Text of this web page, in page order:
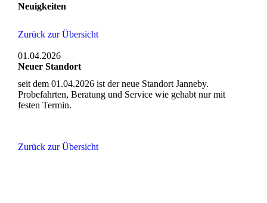
Neuigkeiten
Zurück zur Übersicht
01.04.2026
Neuer Standort
seit dem 01.04.2026 ist der neue Standort Janneby.
Probefahrten, Beratung und Service wie gehabt nur mit
festen Termin.
Zurück zur Übersicht